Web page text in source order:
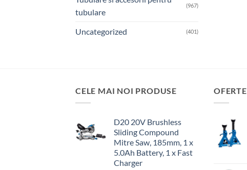
tubulare
(967)
Uncategorized (401)
CELE MAI NOI PRODUSE
D20 20V Brushless
Sliding Compound
Mitre Saw, 185mm, 1 x
5.0Ah Battery, 1 x Fast
Charger
OFERTE